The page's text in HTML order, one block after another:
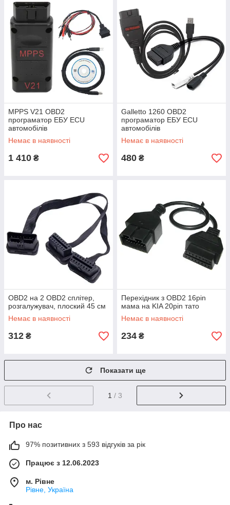
MPPS V21 OBD2
програматор ЕБУ ECU
автомобілів
Немає в наявності
1 410 ₴
Galletto 1260 OBD2
програматор ЕБУ ECU
автомобілів
Немає в наявності
480 ₴
OBD2 на 2 OBD2 сплітер,
розгалужувач, плоский 45 см
Немає в наявності
312 ₴
Перехідник з OBD2 16pin
мама на KIA 20pin тато
Немає в наявності
234 ₴
Показати ще
1 / 3
Про нас
97% позитивних з 593 відгуків за рік
Працює з 12.06.2023
м. Рівне
Рівне, Україна